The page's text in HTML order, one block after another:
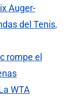
Auger-
del Tenis,
rompe el
WTA